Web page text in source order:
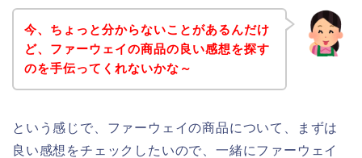
今、ちょっと分からないことがあるんだけ
ど、ファーウェイの商品の良い感想を探す
のを手伝ってくれないかな～
という感じで、ファーウェイの商品について、まずは
良い感想をチェックしたいので、一緒にファーウェイ